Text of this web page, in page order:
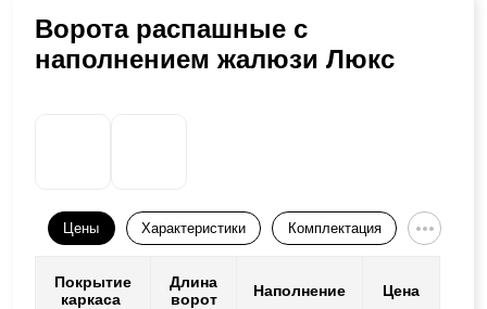
Ворота распашные с
наполнением жалюзи Люкс
Цены Характеристики Комплектация
Покрытие
каркаса
Длина
ворот
Наполнение Цена